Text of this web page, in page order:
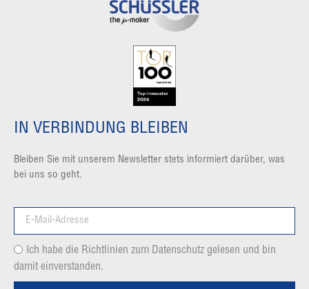
IN VERBINDUNG BLEIBEN
Bleiben Sie mit unserem Newsletter stets informiert darüber, was
bei uns so geht.
Ich habe die Richtlinien zum Datenschutz gelesen und bin
damit einverstanden.